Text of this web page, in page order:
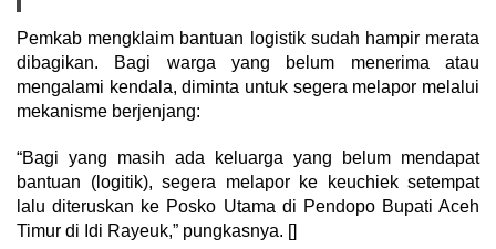
Pemkab mengklaim bantuan logistik sudah hampir merata
dibagikan. Bagi warga yang belum menerima atau
mengalami kendala, diminta untuk segera melapor melalui
mekanisme berjenjang:
“Bagi yang masih ada keluarga yang belum mendapat
bantuan (logitik), segera melapor ke keuchiek setempat
lalu diteruskan ke Posko Utama di Pendopo Bupati Aceh
Timur di Idi Rayeuk,” pungkasnya. []